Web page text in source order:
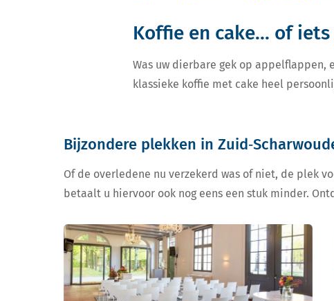
Koffie en cake... of
Was uw dierbare gek op appelflappen,
klassieke koffie met cake heel
Bijzondere plekken in
Of de overledene nu verzekerd was of niet, de plek
betaalt u hiervoor ook nog eens een stuk minder.